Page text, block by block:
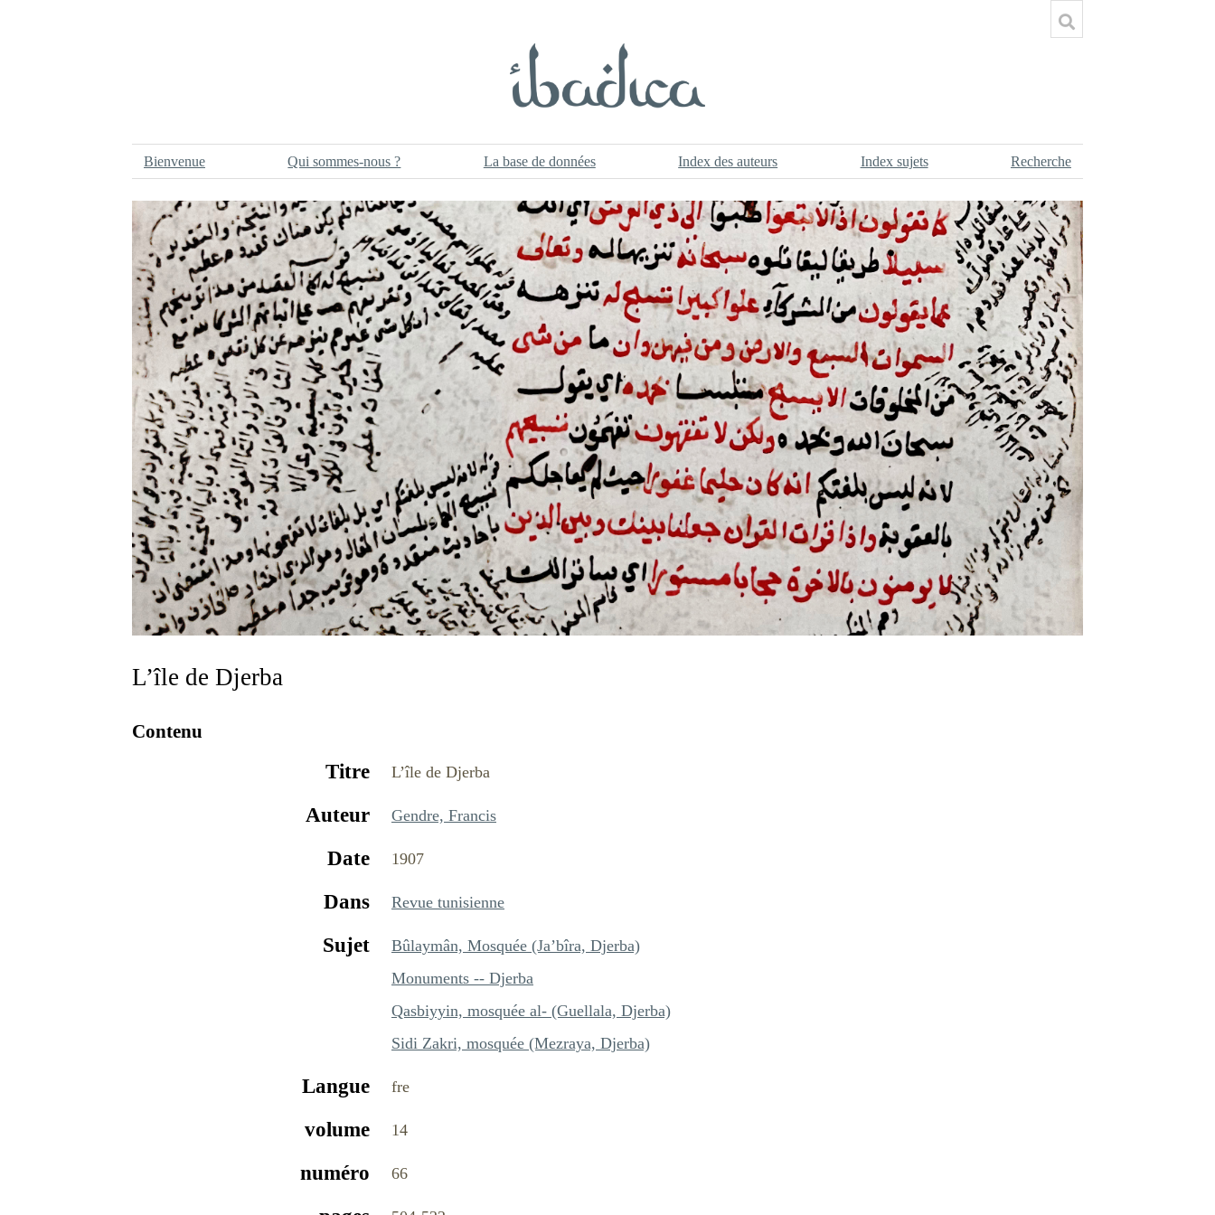
Bienvenue Qui sommes-nous ? La base de données Index des auteurs Index sujets Recherche
L’île de Djerba
Contenu
Titre L’île de Djerba
Auteur Gendre, Francis
Date 1907
Dans Revue tunisienne
Sujet
Bûlaymân, Mosquée (Ja’bîra, Djerba)
Monuments -- Djerba
Qasbiyyin, mosquée al- (Guellala, Djerba)
Sidi Zakri, mosquée (Mezraya, Djerba)
Langue fre
volume 14
numéro 66